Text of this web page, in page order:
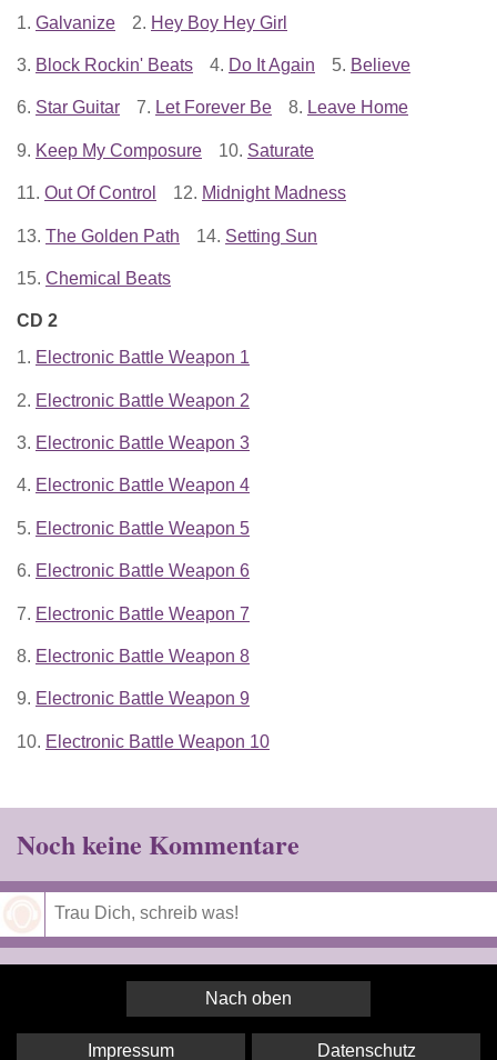
1. Galvanize 2. Hey Boy Hey Girl
3. Block Rockin' Beats 4. Do It Again 5. Believe
6. Star Guitar 7. Let Forever Be 8. Leave Home
9. Keep My Composure 10. Saturate
11. Out Of Control 12. Midnight Madness
13. The Golden Path 14. Setting Sun
15. Chemical Beats
CD 2
1. Electronic Battle Weapon 1
2. Electronic Battle Weapon 2
3. Electronic Battle Weapon 3
4. Electronic Battle Weapon 4
5. Electronic Battle Weapon 5
6. Electronic Battle Weapon 6
7. Electronic Battle Weapon 7
8. Electronic Battle Weapon 8
9. Electronic Battle Weapon 9
10. Electronic Battle Weapon 10
Noch keine Kommentare
Nach oben
Impressum Datenschutz